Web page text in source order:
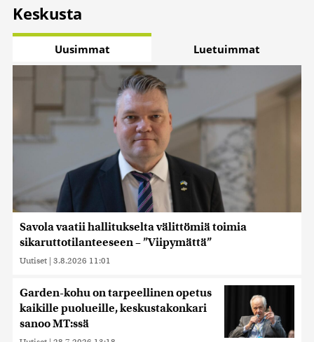
Keskusta
Uusimmat Luetuimmat
Savola vaatii hallitukselta välittömiä toimia
sikaruttotilanteeseen – ”Viipymättä”
Uutiset | 3.8.2026 11:01
Garden-kohu on tarpeellinen opetus
kaikille puolueille, keskustakonkari
sanoo MT:ssä